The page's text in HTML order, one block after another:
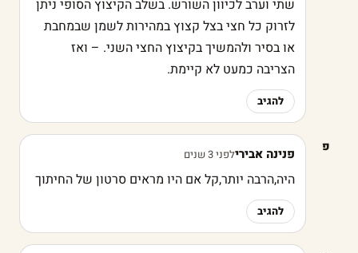
שתי וערב לכיוון השורש. בשלב הקיצוץ הסופי ניתן
לזרוק כל חצי בצל קצוץ במהירות לשמן שבמחבת
או בסיר ולהמשיך בקיצוץ החצי השני. – ואז
הצריבה כמעט לא קיימת.
להגיב
פ פנינה אבירילפני 3 שנים
היה,הרבה יותר,קל אם היו מראים סרטון של החיתוך
להגיב